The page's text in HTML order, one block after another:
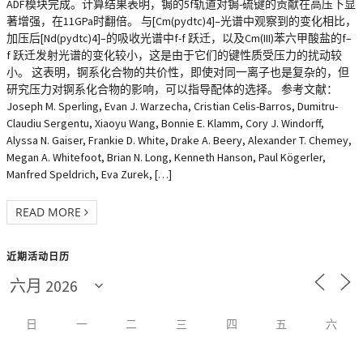
ADF模块完成。计算结果表明，锔的5f轨道对锔-硫键的贡献在高压下显
著增强，在11GPa时翻倍。 与[Cm(pydtc)4]–光谱中观察到的变化相比，
加压后[Nd(pydtc)4]–的吸收光谱中f-f 跃迁，以及Cm(III)苯六甲酸盐的f–
f 跃迁发射光谱的变化较小，这是由于它们的键性质受压力的扰动较
小。 这表明，锕系化合物的共价性，即使对同一离子也是复杂的，但
研究压力对锕系化合物的影响，可以指导配体的选择。 参考文献：
Joseph M. Sperling, Evan J. Warzecha, Cristian Celis-Barros, Dumitru-
Claudiu Sergentu, Xiaoyu Wang, Bonnie E. Klamm, Cory J. Windorff,
Alyssa N. Gaiser, Frankie D. White, Drake A. Beery, Alexander T. Chemey,
Megan A. Whitefoot, Brian N. Long, Kenneth Hanson, Paul Kögerler,
Manfred Speldrich, Eva Zurek, […]
READ MORE
近期活动日历
日 一 二 三 四 五 六